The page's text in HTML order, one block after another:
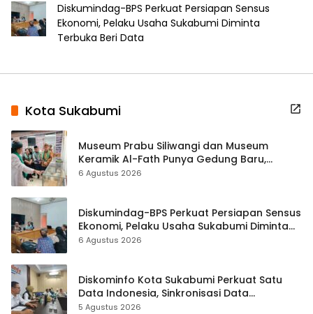
Diskumindag-BPS Perkuat Persiapan Sensus
Ekonomi, Pelaku Usaha Sukabumi Diminta
Terbuka Beri Data
Kota Sukabumi
Museum Prabu Siliwangi dan Museum
Keramik Al-Fath Punya Gedung Baru,
Hampir 500 Koleksi Dipisahkan
6 Agustus 2026
Diskumindag-BPS Perkuat Persiapan Sensus
Ekonomi, Pelaku Usaha Sukabumi Diminta
Terbuka Beri Data
6 Agustus 2026
Diskominfo Kota Sukabumi Perkuat Satu
Data Indonesia, Sinkronisasi Data
Kewilayahan Dikebut
5 Agustus 2026